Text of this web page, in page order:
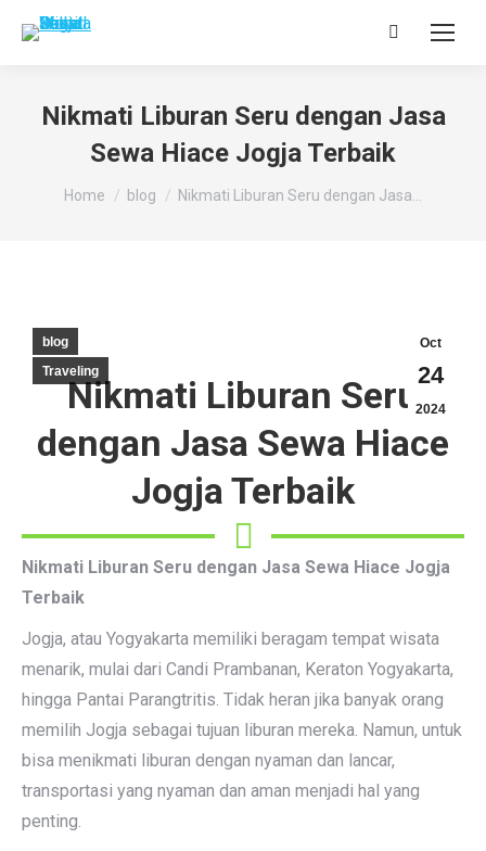
Search:
Nikmati Liburan Seru dengan Jasa
Sewa Hiace Jogja Terbaik
You are here:
Home blog Nikmati Liburan Seru dengan Jasa…
Oct
24
2024
blog
Traveling
Nikmati Liburan Seru
dengan Jasa Sewa Hiace
Jogja Terbaik
Nikmati Liburan Seru dengan Jasa Sewa Hiace Jogja
Terbaik
Jogja, atau Yogyakarta memiliki beragam tempat wisata
menarik, mulai dari Candi Prambanan, Keraton Yogyakarta,
hingga Pantai Parangtritis. Tidak heran jika banyak orang
memilih Jogja sebagai tujuan liburan mereka. Namun, untuk
bisa menikmati liburan dengan nyaman dan lancar,
transportasi yang nyaman dan aman menjadi hal yang
penting.